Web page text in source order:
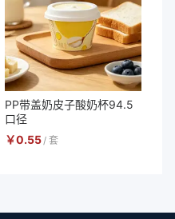
PP带盖奶皮子酸奶杯94.5
口径
￥0.55 / 套